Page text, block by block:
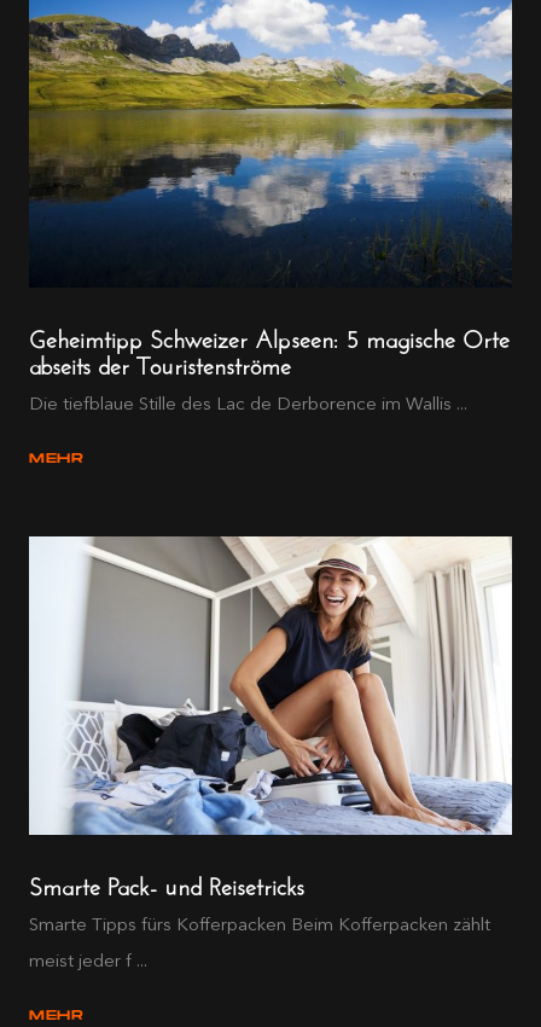
Geheimtipp Schweizer Alpseen: 5 magische Orte
abseits der Touristenströme
Die tiefblaue Stille des Lac de Derborence im Wallis ...
MEHR
Smarte Pack- und Reisetricks
Smarte Tipps fürs Kofferpacken Beim Kofferpacken zählt
meist jeder f ...
MEHR